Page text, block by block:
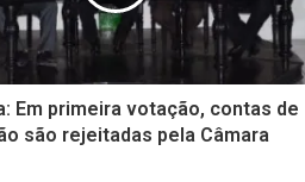
Em primeira votação, contas de
são rejeitadas pela Câmara